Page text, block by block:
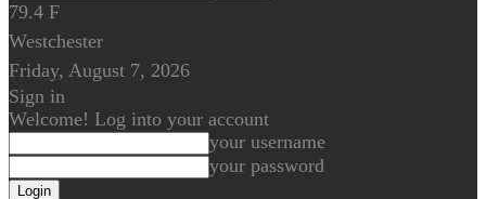
79.4 F
Westchester
Friday, August 7, 2026
Sign in
Welcome! Log into your account
your username
your password